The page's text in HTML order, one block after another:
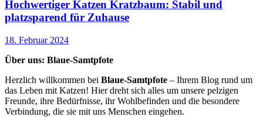
Hochwertiger Katzen Kratzbaum: Stabil und
platzsparend für Zuhause
18. Februar 2024
Über uns: Blaue-Samtpfote
Herzlich willkommen bei Blaue-Samtpfote – Ihrem Blog rund um
das Leben mit Katzen! Hier dreht sich alles um unsere pelzigen
Freunde, ihre Bedürfnisse, ihr Wohlbefinden und die besondere
Verbindung, die sie mit uns Menschen eingehen.